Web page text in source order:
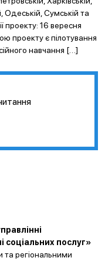
Одеській, Сумській та
проекту: 16 вересня
проекту є пілотування
навчання […]
соціальних послуг»
та регіональними